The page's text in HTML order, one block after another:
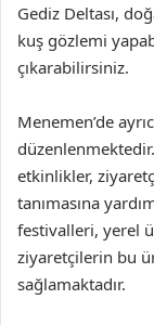
Gediz Deltası,
kuş gözlemi
çıkarabilirsiniz.
Menemen’de
etkinlikler,
tanımasına
festivalleri, yerel
ziyaretçilerin bu
sağlamaktadır.